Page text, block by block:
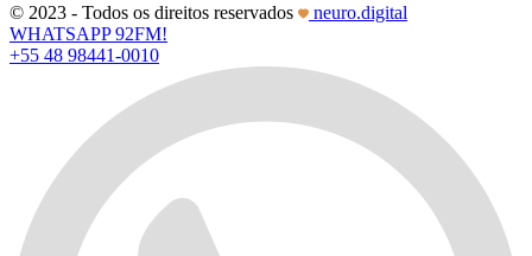
© 2023 - Todos os direitos reservados
neuro.digital
WHATSAPP 92FM!
+55 48 98441-0010